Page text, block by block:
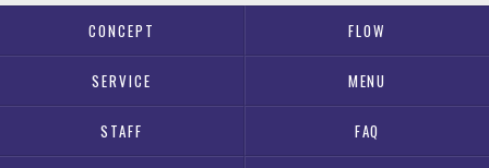
CONCEPT FLOW
SERVICE MENU
STAFF FAQ